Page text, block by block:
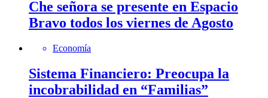
Che señora se presente en Espacio
Bravo todos los viernes de Agosto
Economía
Sistema Financiero: Preocupa la
incobrabilidad en “Familias”